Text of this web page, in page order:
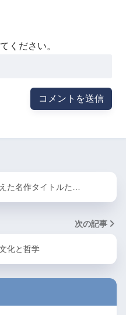
ください。
た名作タイトルた…
次の記事
化と哲学